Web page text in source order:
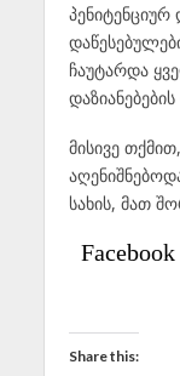
პენიტენციურ
ჩაუტარდა
მისივე
სახის, მათ
Share this: